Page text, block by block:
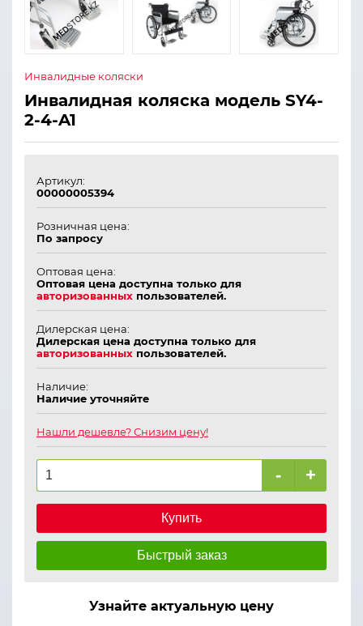
Инвалидные коляски
Инвалидная коляска модель SY4-
2-4-A1
Артикул:
00000005394
Розничная цена:
По запросу
Оптовая цена:
Оптовая цена доступна только для
авторизованных пользователей.
Дилерская цена:
Дилерская цена доступна только для
авторизованных пользователей.
Наличие:
Наличие уточняйте
Нашли дешевле? Снизим цену!
- +
Купить
Быстрый заказ
Узнайте актуальную цену